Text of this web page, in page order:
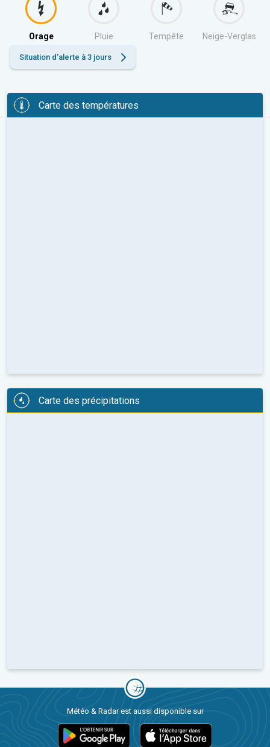
Orage Pluie Tempête Neige-Verglas
Situation d'alerte à 3 jours
Carte des températures
Carte des précipitations
Météo & Radar est aussi disponible sur